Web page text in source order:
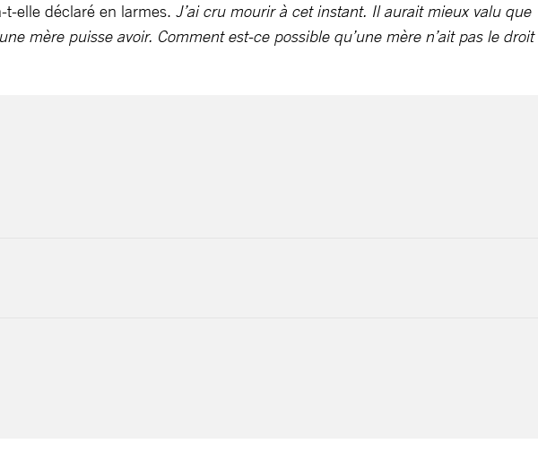
t-elle déclaré en larmes. J’ai cru mourir à cet instant. Il aurait mieux valu que
mère puisse avoir. Comment est-ce possible qu’une mère n’ait pas le droit